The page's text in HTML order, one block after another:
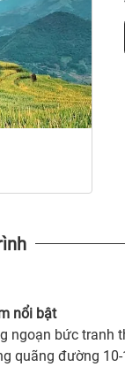
nổi bật
ngoạn bức tranh
quãng đường